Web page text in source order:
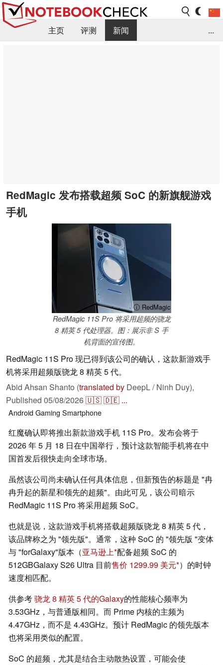
主页 评测
新闻
...
RedMagic 发布搭载超频 SoC 的新旗舰游戏
手机
ⓘ RedMagic
RedMagic 11S Pro 将采用超频的骁龙
8 精英 5 代处理器。图：展示非 S 手
机背面的宣传图。
RedMagic 11S Pro 现已得到该公司的确认，这款新游戏手
机将采用超频版骁龙 8 精英 5 代。
Abid Ahsan Shanto (translated by DeepL / Ninh Duy),
Published 05/08/2026🇺🇸🇩🇪 ...
AndroidGaming Smartphone
红魔确认即将推出新款游戏手机 11S Pro。发布会将于
2026 年 5 月 18 日在中国举行，预计这款智能手机将在中
国首发后很快走向全球市场。
虽然该公司尚未确认任何具体信息，但新预告的标题是 "冉
冉升起的新星和领先的超频"。由此可见，该公司暗示
RedMagic 11S Pro 将采用超频 SoC。
也就是说，这款游戏手机将搭载超频版骁龙 8 精英 5 代，
该品牌称之为 "领先版"。通常，这种 SoC 的 "领先版 "变体
与 "forGalaxy"版本（亚马逊上 配备超频 SoC 的
512GBGalaxy S26 Ultra 目前售价 1299.99 美元 ）的时钟
速度相匹配。
供参考骁龙 8 精英 5 代的Galaxy的性能核心频率为
3.53GHz，与普通版相同。而 Prime 内核的主频为
4.47GHz，而不是 4.43GHz。预计 RedMagic 的领先版本
也将采用类似的配置。
SoC 的超频，尤其是结合主动散热设置，可能会使